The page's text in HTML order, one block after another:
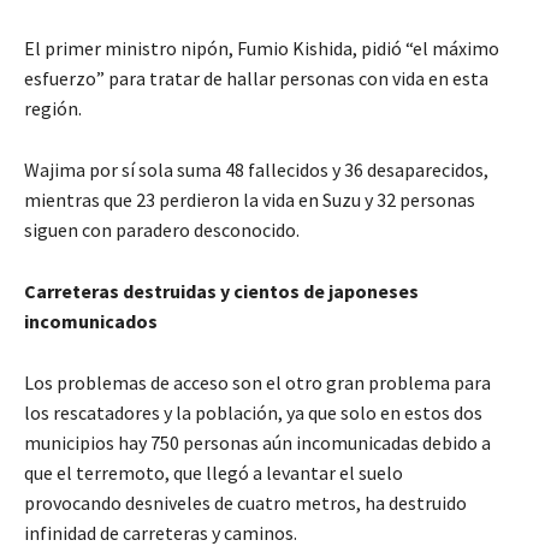
El primer ministro nipón, Fumio Kishida, pidió “el máximo
esfuerzo” para tratar de hallar personas con vida en esta
región.
Wajima por sí sola suma 48 fallecidos y 36 desaparecidos,
mientras que 23 perdieron la vida en Suzu y 32 personas
siguen con paradero desconocido.
Carreteras destruidas y cientos de japoneses
incomunicados
Los problemas de acceso son el otro gran problema para
los rescatadores y la población, ya que solo en estos dos
municipios hay 750 personas aún incomunicadas debido a
que el terremoto, que llegó a levantar el suelo
provocando desniveles de cuatro metros, ha destruido
infinidad de carreteras y caminos.